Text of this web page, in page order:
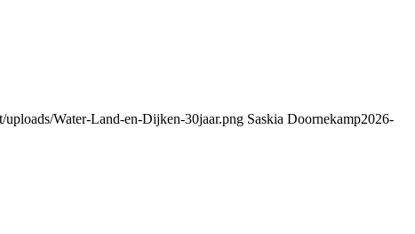
Water-Land-en-Dijken-30jaar.png Saskia Doornekamp2026-